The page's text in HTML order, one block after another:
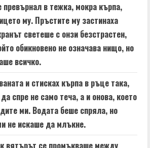
в тежка, мокра кърпа,
му. Пръстите му застинаха
светеше с онзи безстрастен,
обикновено не означава нищо, но
всичко.
и стисках кърпа в ръце така,
спре не само теча, а и онова, което
ми. Водата беше спряла, но
не искаше да млъкне.
вятърът се промъкваше между